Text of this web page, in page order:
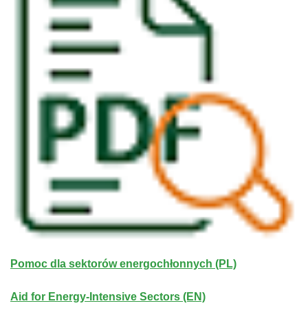
Pomoc dla sektorów energochłonnych (PL)
Aid for Energy-Intensive Sectors (EN)